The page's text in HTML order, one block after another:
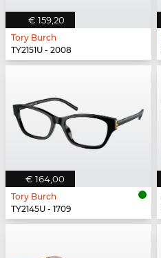
€ 159,20
Tory Burch
TY2151U - 2008
€ 164,00
Tory Burch
TY2145U - 1709